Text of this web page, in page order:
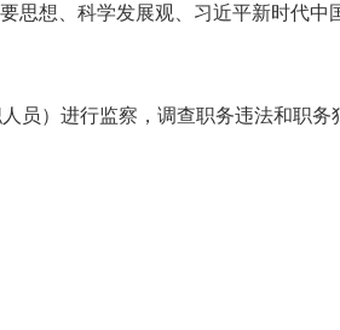
想、科学发展观、习近平新时代中
）进行监察，调查职务违法和职务